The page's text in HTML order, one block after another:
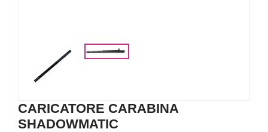
CARICATORE CARABINA
SHADOWMATIC